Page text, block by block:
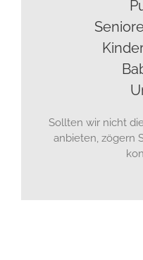
Sollten wir nicht
anbieten, zögern